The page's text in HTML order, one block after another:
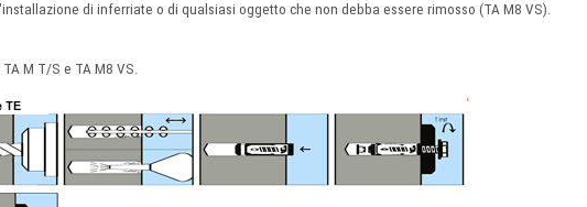
di inferriate o di qualsiasi oggetto che non debba essere rimosso (TA M8 VS).
M T/S e TA M8 VS.